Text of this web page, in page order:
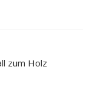
zum Holz